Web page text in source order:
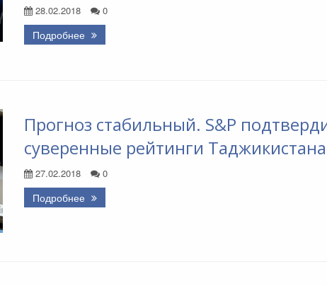
28.02.2018 0
Подробнее
Прогноз стабильный. S&P
суверенные рейтинги Таджикистана
27.02.2018 0
Подробнее